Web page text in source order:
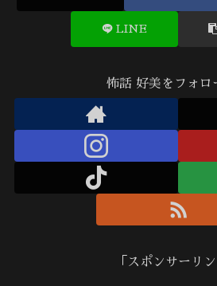
LINE
怖話 好美をフォロ
「スポンサーリン